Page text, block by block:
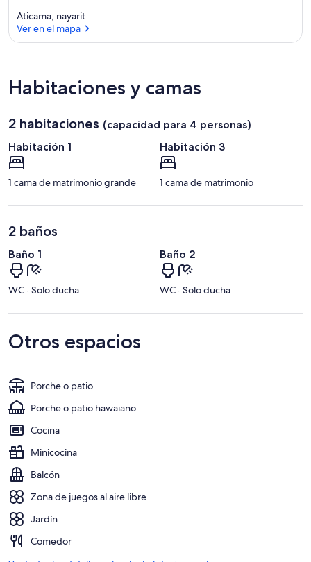
Aticama, nayarit
Ver en el mapa
Habitaciones y camas
2 habitaciones (capacidad para 4 personas)
Habitación 1
1 cama de matrimonio grande
Habitación 3
1 cama de matrimonio
2 baños
Baño 1
WC · Solo ducha
Baño 2
WC · Solo ducha
Otros espacios
Porche o patio
Porche o patio hawaiano
Cocina
Minicocina
Balcón
Zona de juegos al aire libre
Jardín
Comedor